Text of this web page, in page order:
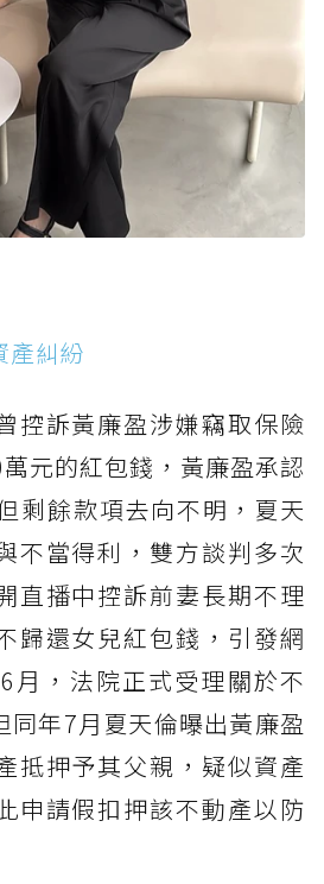
產糾紛
控訴黃廉盈涉嫌竊取保險
元的紅包錢，黃廉盈承認
剩餘款項去向不明，夏天
不當得利，雙方談判多次
直播中控訴前妻長期不理
歸還女兒紅包錢，引發網
月，法院正式受理關於不
同年7月夏天倫曝出黃廉盈
抵押予其父親，疑似資產
申請假扣押該不動產以防